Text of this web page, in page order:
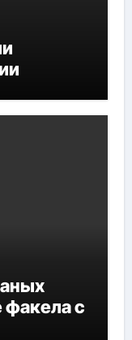
факела с